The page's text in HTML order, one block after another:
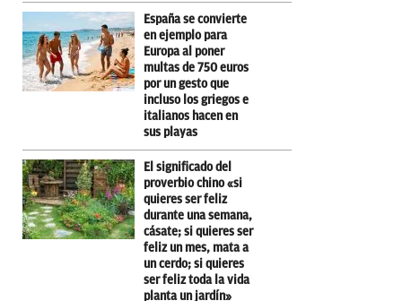
España se convierte
en ejemplo para
Europa al poner
multas de 750 euros
por un gesto que
incluso los griegos e
italianos hacen en
sus playas
El significado del
proverbio chino «si
quieres ser feliz
durante una semana,
cásate; si quieres ser
feliz un mes, mata a
un cerdo; si quieres
ser feliz toda la vida
planta un jardín»